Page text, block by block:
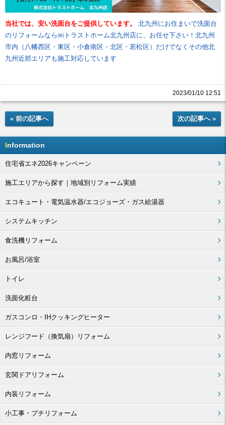
当社では、安い洗面台をご提供しています。
北九州にお住まいで洗面台
のリフォームなら㈱トラストホーム北九州店に、お任せ下さい！北九州
市内（八幡西区・東区・小倉南区・北区・若松区）だけでなくその他北
九州近郊エリアも施工対応しています
2023/01/10 12:51
« 前の記事へ 次の記事へ »
Information
住宅省エネ2026キャンペーン
施工エリアから探す｜地域別リフォーム実績
エコキュート・電気温水器/エコジョーズ・ガス給湯器
システムキッチン
食洗機リフォーム
お風呂/浴室
トイレ
洗面化粧台
ガスコンロ・IHクッキングヒーター
レンジフード（換気扇）リフォーム
内窓リフォーム
玄関ドアリフォーム
内装リフォーム
小工事・プチリフォーム